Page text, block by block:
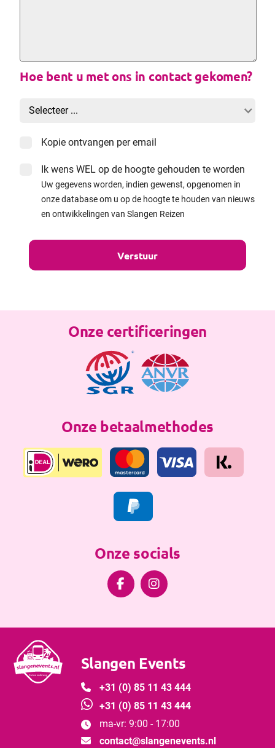
Hoe bent u met ons in contact gekomen?
Kopie ontvangen per email
Ik wens WEL op de hoogte gehouden te worden
Uw gegevens worden, indien gewenst, opgenomen in
onze database om u op de hoogte te houden van nieuws
en ontwikkelingen van Slangen Reizen
Onze certificeringen
Onze betaalmethodes
Onze socials
 
Slangen Events
 +31 (0) 85 11 43 444
 +31 (0) 85 11 43 444

ma-vr: 9:00 - 17:00

contact@slangenevents.nl